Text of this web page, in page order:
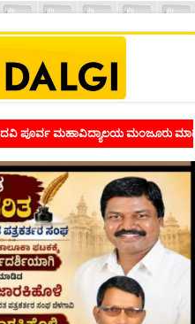
ಪೂರ್ವ ಮಹಾವಿದ್ಯಾಲಯ ಮಂಜೂರು